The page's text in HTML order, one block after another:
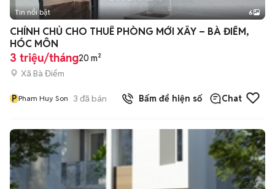
+2
Tin nổi bật 6
CHÍNH CHỦ CHO THUÊ PHÒNG MỚI XÂY – BÀ ĐIỂM,
HÓC MÔN
3 triệu/tháng20 m²
Xã Bà Điểm
P Pham Huy Son 3 đã bán Bấm để hiện số Chat